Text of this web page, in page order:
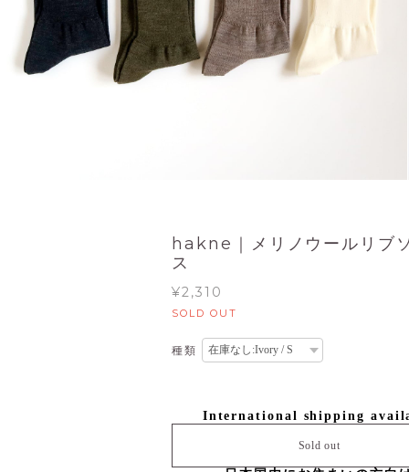
hakne｜メリノウールリブ
ス
¥2,310
SOLD OUT
種類
International shipping
Sold out